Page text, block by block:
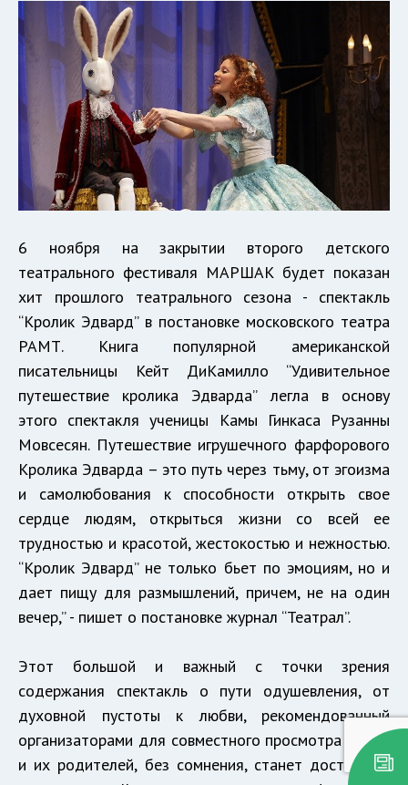
6 ноября на закрытии второго детского
театрального фестиваля МАРШАК будет показан
хит прошлого театрального сезона - спектакль
“Кролик Эдвард” в постановке московского театра
РАМТ. Книга популярной американской
писательницы Кейт ДиКамилло “Удивительное
путешествие кролика Эдварда” легла в основу
этого спектакля ученицы Камы Гинкаса Рузанны
Мовсесян. Путешествие игрушечного фарфорового
Кролика Эдварда – это путь через тьму, от эгоизма
и самолюбования к способности открыть свое
сердце людям, открыться жизни со всей ее
трудностью и красотой, жестокостью и нежностью.
“Кролик Эдвард” не только бьет по эмоциям, но и
дает пищу для размышлений, причем, не на один
вечер,” - пишет о постановке журнал “Театрал”.
Этот большой и важный с точки зрения
содержания спектакль о пути одушевления, от
духовной пустоты к любви, рекомендованный
организаторами для совместного просмотра детей
и их родителей, без сомнения, станет достойным